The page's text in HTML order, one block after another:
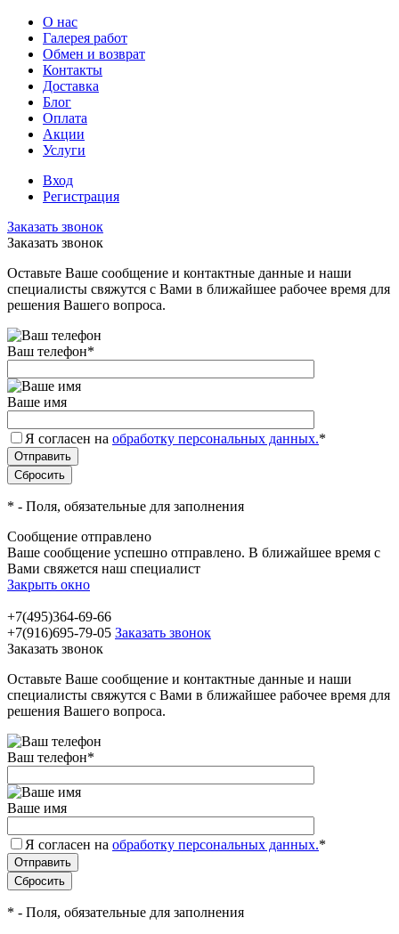
О нас
Галерея работ
Обмен и возврат
Контакты
Доставка
Блог
Оплата
Акции
Услуги
Вход
Регистрация
Заказать звонок
Заказать звонок
Оставьте Ваше сообщение и контактные данные и наши
специалисты свяжутся с Вами в ближайшее рабочее время для
решения Вашего вопроса.
Ваш телефон*
Ваше имя
Я согласен на обработку персональных данных.*
* - Поля, обязательные для заполнения
Сообщение отправлено
Ваше сообщение успешно отправлено. В ближайшее время с
Вами свяжется наш специалист
Закрыть окно
+7(495)364-69-66
+7(916)695-79-05 Заказать звонок
Заказать звонок
Оставьте Ваше сообщение и контактные данные и наши
специалисты свяжутся с Вами в ближайшее рабочее время для
решения Вашего вопроса.
Ваш телефон*
Ваше имя
Я согласен на обработку персональных данных.*
* - Поля, обязательные для заполнения